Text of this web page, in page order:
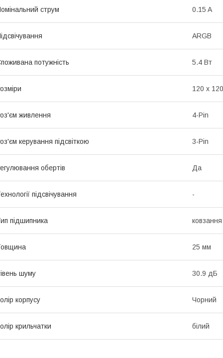
струм 0.15 A
ARGB
потужність 5.4 Вт
120 х
живлення 4-Pin
керування підсвіткою 3-Pin
обертів Да
підсвічування -
підшипника
25 мм
шуму 30.9 дБ
корпусу Чорний
крильчатки білий